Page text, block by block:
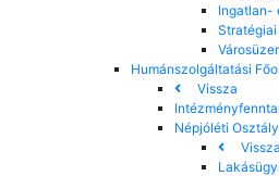
Ingatlan-
Humánszolgáltatási
Vissza
Népjóléti Osztály
Vissza